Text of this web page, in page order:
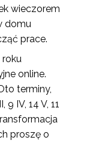
wieczorem
domu
prace.
roku
online.
terminy,
9 IV, 14 V, 11
proszę o